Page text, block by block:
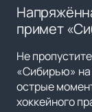
примет
Не
«Сибирью»
острые
хоккейного